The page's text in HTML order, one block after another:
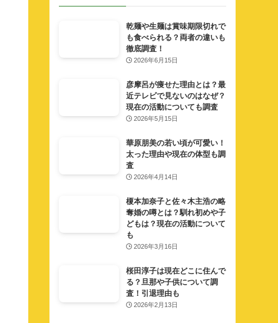
乾麺や生麺は賞味期限切れで
も食べられる？両者の違いも
徹底調査！
2026年6月15日
彦摩呂が痩せた理由とは？最
近テレビで見ないのはなぜ？
現在の活動についても調査
2026年5月15日
華原朋美の若い頃が可愛い！
太った理由や現在の体型も調
査
2026年4月14日
榎本加奈子と佐々木主浩の略
奪婚の噂とは？馴れ初めや子
どもは？現在の活動について
も
2026年3月16日
桜田淳子は現在どこに住んで
る？旦那や子供について調
査！引退理由も
2026年2月13日